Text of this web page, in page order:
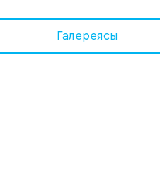
Галереясы